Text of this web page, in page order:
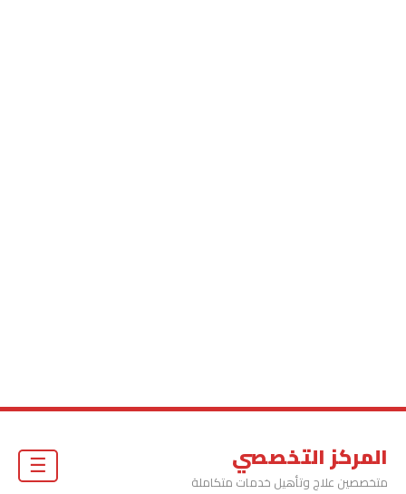
المركز التخصصي
متخصصين علاج وتأهيل خدمات متكاملة